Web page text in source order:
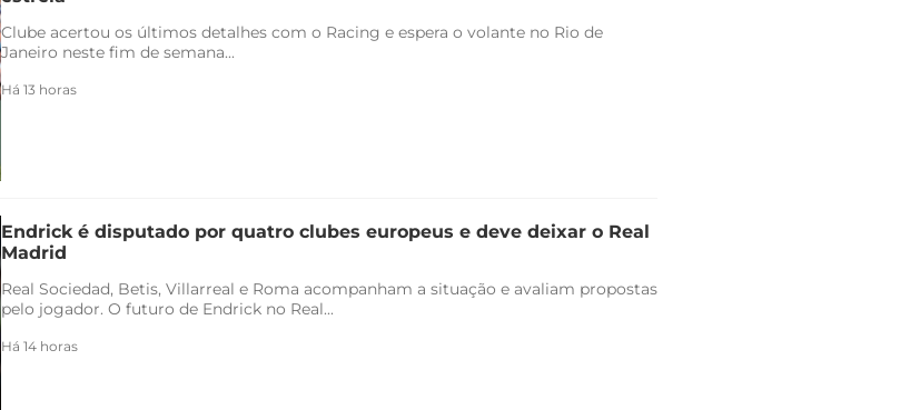
Clube acertou os últimos detalhes com o Racing e espera o volante no Rio de
Janeiro neste fim de semana...
Há 13 horas
Endrick é disputado por quatro clubes europeus e deve deixar o Real
Madrid
Real Sociedad, Betis, Villarreal e Roma acompanham a situação e avaliam propostas
pelo jogador. O futuro de Endrick no Real...
Há 14 horas